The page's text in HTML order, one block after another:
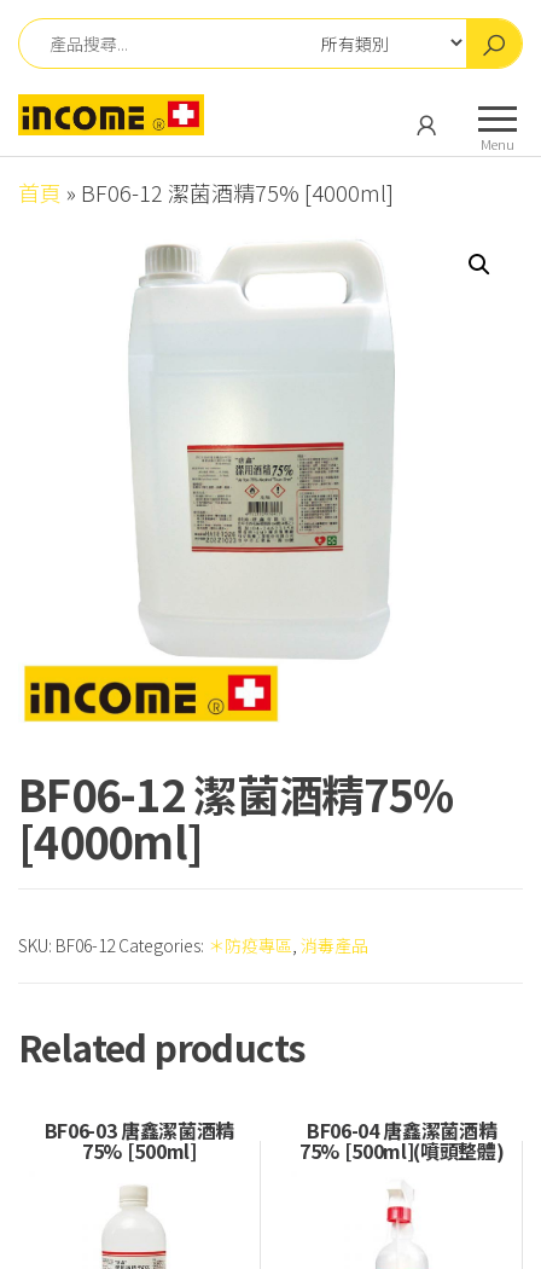
Skip
to
content
肯
儀
器
有
限
公
儀
器
公
司
Menu
首頁 » BF06-12 潔菌酒精75% [4000ml]
BF06-12 潔菌酒精75%
[4000ml]
SKU: BF06-12 Categories: ＊防疫專區, 消毒產品
Related products
BF06-03 唐鑫潔菌酒精
75% [500ml]
BF06-04 唐鑫潔菌酒精
75% [500ml](噴頭整體)